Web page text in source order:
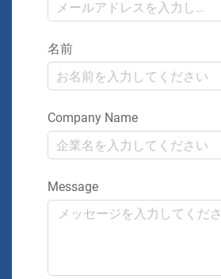
名前
Company Name
Message